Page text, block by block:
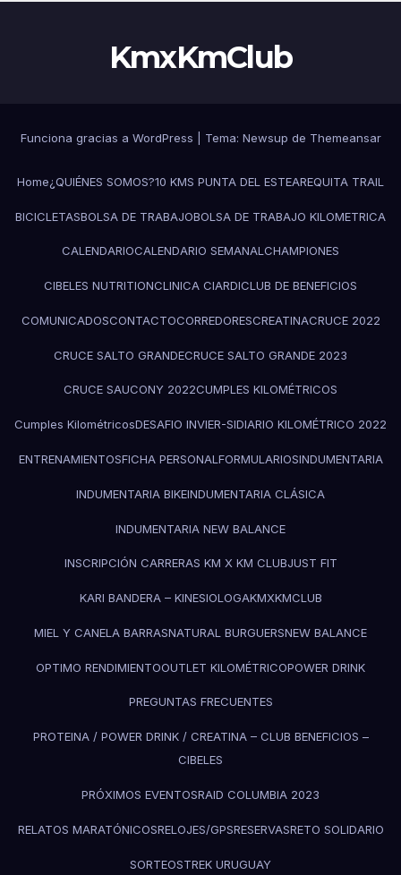
KmxKmClub
Funciona gracias a WordPress Tema: Newsup de Themeansar
Home¿QUIÉNES SOMOS?10 KMS PUNTA DEL ESTEAREQUITA TRAIL
BICICLETASBOLSA DE TRABAJOBOLSA DE TRABAJO KILOMETRICA
CALENDARIOCALENDARIO SEMANALCHAMPIONES
CIBELES NUTRITIONCLINICA CIARDICLUB DE BENEFICIOS
COMUNICADOSCONTACTOCORREDORESCREATINACRUCE 2022
CRUCE SALTO GRANDECRUCE SALTO GRANDE 2023
CRUCE SAUCONY 2022CUMPLES KILOMÉTRICOS
Cumples KilométricosDESAFIO INVIER-SIDIARIO KILOMÉTRICO 2022
ENTRENAMIENTOSFICHA PERSONAL FORMULARIOSINDUMENTARIA
INDUMENTARIA BIKEINDUMENTARIA CLÁSICA
INDUMENTARIA NEW BALANCE
INSCRIPCIÓN CARRERAS KM X KM CLUBJUST FIT
KARI BANDERA – KINESIOLOGAKMXKMCLUB
MIEL Y CANELA BARRASNATURAL BURGUERSNEW BALANCE
OPTIMO RENDIMIENTOOUTLET KILOMÉTRICOPOWER DRINK
PREGUNTAS FRECUENTES
PROTEINA / POWER DRINK / CREATINA – CLUB BENEFICIOS –
CIBELES
PRÓXIMOS EVENTOSRAID COLUMBIA 2023
RELATOS MARATÓNICOSRELOJES/GPSRESERVASRETO SOLIDARIO
SORTEOSTREK URUGUAY